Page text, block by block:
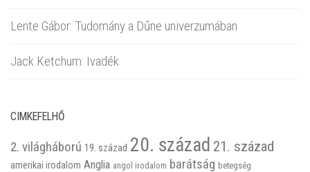
Lente Gábor: Tudomány a Dűne univerzumában
Jack Ketchum: Ivadék
CIMKEFELHŐ
2. világháború 19. század 20. század 21. század
amerikai irodalom Anglia angol irodalom barátság betegség